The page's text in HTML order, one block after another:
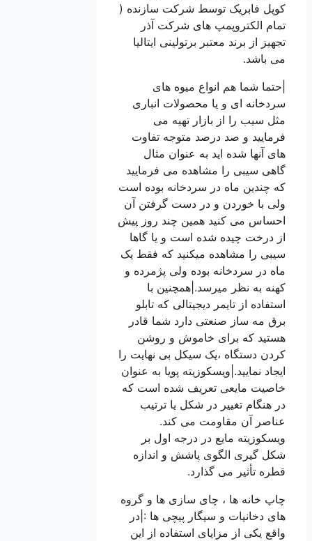
کوپل فابریک توسط شرکت سازنده (
تمام الکتروپمپ های شرکت آذر
تجهیز از برند معتبر برتولینی ایتالیا
می باشد.
|حتما شما هم انواع میوه های
سردخانه ای و یا محصولات انباری
مثل سیب را از بازار تهیه می
فرمایید و صد درصد متوجه تفاوت
های آنها شده اید به عنوان مثال
گاهی سیبی را مشاهده می فرمایید
که چندین ماه در سردخانه بوده است
ولی با خوردن و در دست گرفتن آن
احساس می کنید همین چند روز پیش
از درخت چیده شده است و یا گاها
سیبی را مشاهده میکنید که فقط یک
ماه در سردخانه بوده ولی پژمرده و
کهنه به نظر میرسد.|همچنین با
استفاده از تایمر دیجیتالی که تابلو
برق مه ساز صنعتی دارد شما قادر
هستید که برای خاموش و روشن
کردن دستگاه ،یک سیکل بی نهایت را
ایجاد نمایید.|ویسکوزیته پویا به عنوان
خاصیت مایعی تعریف شده است که
در هنگام تغییر در شکل یا ترتیب
عناصر آن مقاومت می کند.
ویسکوزیته مایع در درجه اول بر
شکل گیری الگوی پاشش و اندازه
قطره تأثیر می گذارد.
چاپ خانه ها ، چای سازی ها و گروه
های دخانیات و سیگار پیچی ها :|در
واقع یکی از مزایای استفاده از این